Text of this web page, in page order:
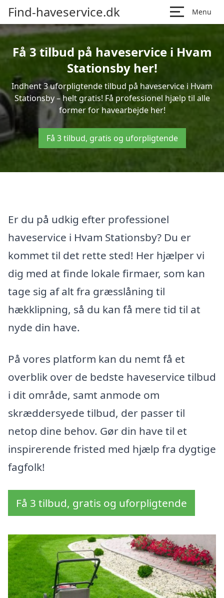
Find-haveservice.dk Menu
Få 3 tilbud på haveservice i Hvam
Stationsby her!
Indhent 3 uforpligtende tilbud på haveservice i Hvam
Stationsby – helt gratis! Få professionel hjælp til alle
former for havearbejde her!
Få 3 tilbud, gratis og uforpligtende
Er du på udkig efter professionel
haveservice i Hvam Stationsby? Du er
kommet til det rette sted! Her hjælper vi
dig med at finde lokale firmaer, som kan
tage sig af alt fra græsslåning til
hækklipning, så du kan få mere tid til at
nyde din have.
På vores platform kan du nemt få et
overblik over de bedste haveservice tilbud
i dit område, samt anmode om
skræddersyede tilbud, der passer til
netop dine behov. Gør din have til et
inspirerende fristed med hjælp fra dygtige
fagfolk!
Få 3 tilbud, gratis og uforpligtende